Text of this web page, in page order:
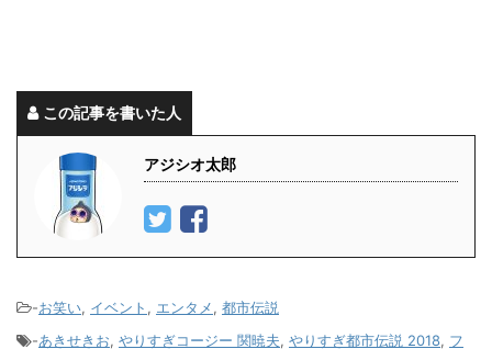
この記事を書いた人
アジシオ太郎
-お笑い, イベント , エンタメ, 都市伝説
-あきせきお, やりすぎコージー 関暁夫, やりすぎ都市伝説 2018, フ